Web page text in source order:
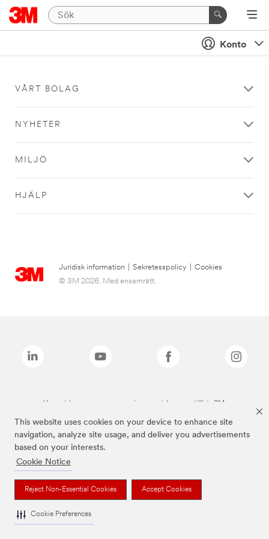
This website uses cookies on your device to enhance site
navigation, analyze site usage, and deliver you advertisements
based on your interests.
Cookie Notice
Reject Non-Essential Cookies Accept Cookies
Cookie Preferences
Konto
VÅRT BOLAG
NYHETER
MILJÖ
HJÄLP
Juridisk information Sekretesspolicy
Cookies
© 3M 2026. Med ensamrätt.
Varumärken som anges ovan är varumärken som tillhör 3M.